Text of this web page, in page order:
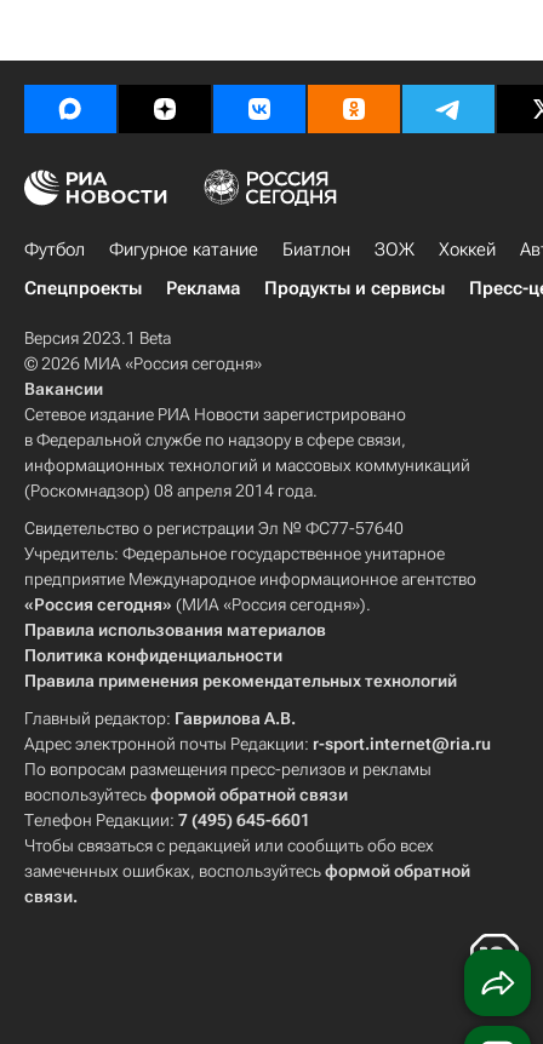
Футбол Фигурное катание Биатлон ЗОЖ Хоккей
Спецпроекты
Реклама Продукты и сервисы Пресс-
Версия 2023.1 Beta
© 2026 МИА «Россия сегодня»
Вакансии
Сетевое издание РИА Новости зарегистрировано
в Федеральной службе по надзору в сфере связи,
информационных технологий и массовых коммуникаций
(Роскомнадзор) 08 апреля 2014 года.
Свидетельство о регистрации Эл № ФС77-57640
Учредитель: Федеральное государственное унитарное
предприятие Международное информационное агентство
«Россия сегодня» (МИА «Россия сегодня»).
Правила использования материалов
Политика конфиденциальности
Правила применения рекомендательных технологий
Главный редактор: Гаврилова А.В.
Адрес электронной почты Редакции: r-sport.internet@ria.ru
По вопросам размещения пресс-релизов и рекламы
воспользуйтесьформой обратной связи
Телефон Редакции: 7 (495) 645-6601
Чтобы связаться с редакцией или сообщить обо всех
замеченных ошибках, воспользуйтесьформой обратной
связи.